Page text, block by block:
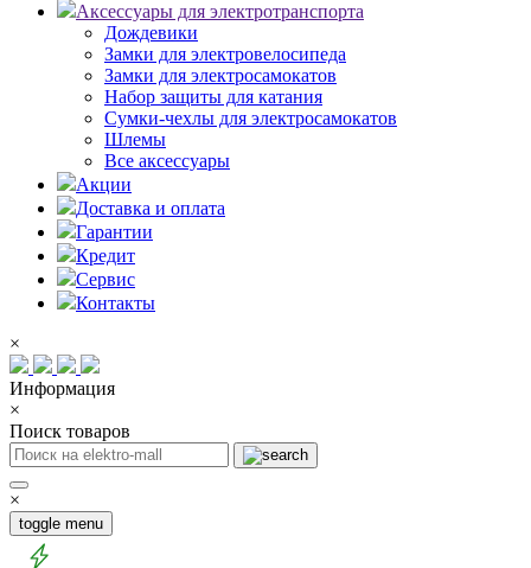
Аксессуары для электротранспорта
Дождевики
Замки для электровелосипеда
Замки для электросамокатов
Набор защиты для катания
Сумки-чехлы для электросамокатов
Шлемы
Все аксессуары
Акции
Доставка и оплата
Гарантии
Кредит
Сервис
Контакты
×
Информация
×
Поиск товаров
×
toggle menu